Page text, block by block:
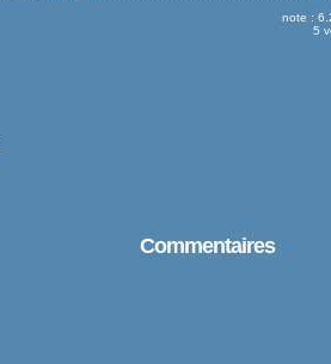
note :
5
Commentaires